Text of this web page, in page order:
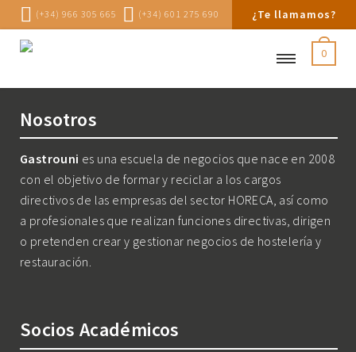
(+34) 966 305 665 (+34) 601 275 690 ¿Te llamamos?
0
Nosotros
Gastrouni es una escuela de negocios que nace en 2008
con el objetivo de formar y reciclar a los cargos
directivos de las empresas del sector HORECA, así como
a profesionales que realizan funciones directivas, dirigen
o pretenden crear y gestionar negocios de hostelería y
restauración.
Socios Académicos